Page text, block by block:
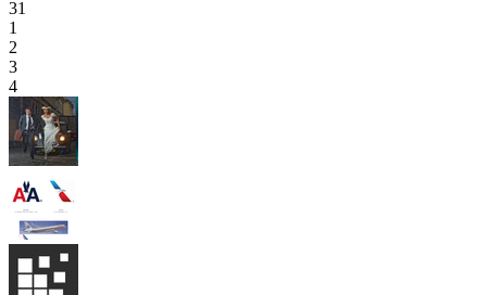
31
1
2
3
4